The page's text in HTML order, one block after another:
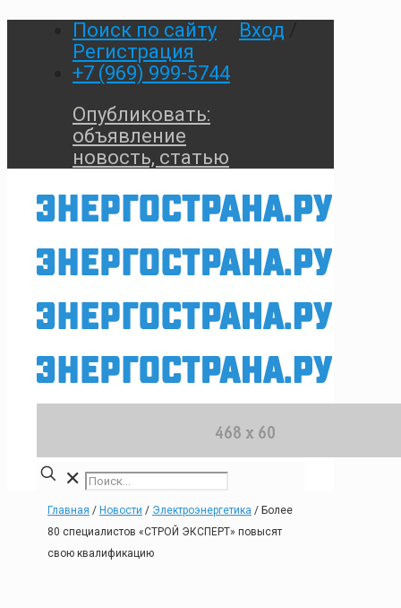
Поиск по сайту Вход
Регистрация
+7 (969) 999-5744
Опубликовать:
объявление
новость, статью
✕
Главная / Новости / Электроэнергетика / Более
80 специалистов «СТРОЙ ЭКСПЕРТ» повысят
свою квалификацию